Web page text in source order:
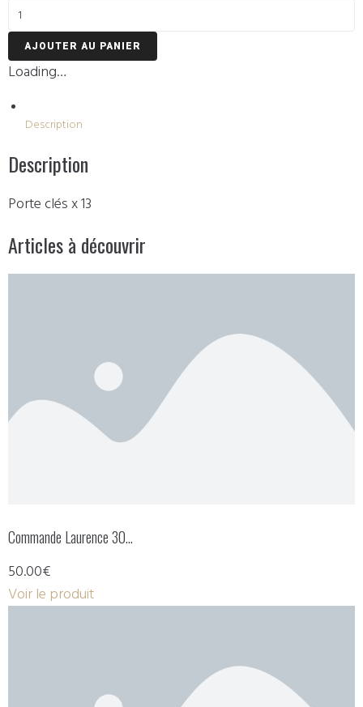
AJOUTER AU PANIER
Loading…
Description
Description
Porte clés x 13
Articles à découvrir
Commande Laurence 30…
50.00€
Voir le produit